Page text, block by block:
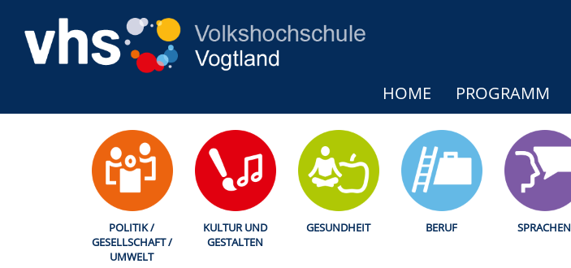
HOME PROGRAMM
POLITIK /
GESELLSCHAFT /
UMWELT
KULTUR UND
GESTALTEN
GESUNDHEIT BERUF SPRACHEN